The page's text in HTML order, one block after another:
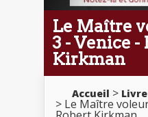
Le Maître
3 - Venice -
Kirkman
Accueil
Le Maître